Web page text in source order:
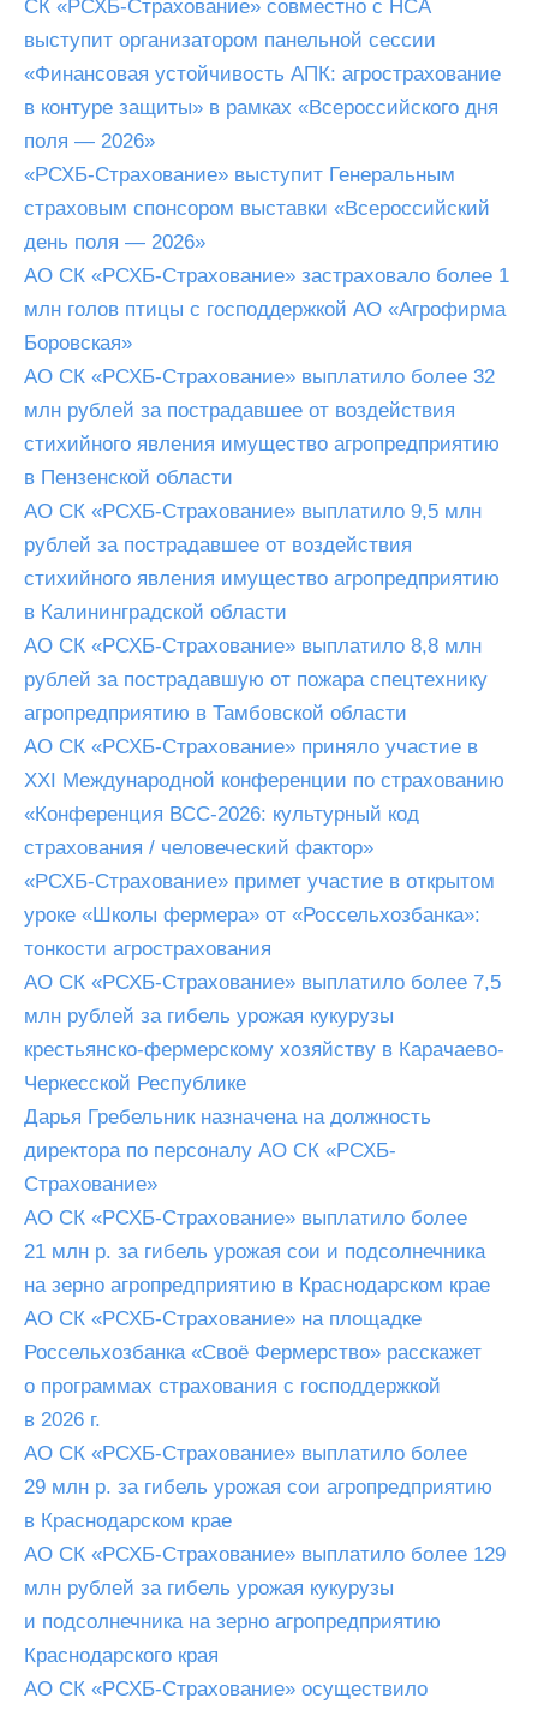
СК «РСХБ-Страхование» совместно с НСА
выступит организатором панельной сессии
«Финансовая устойчивость АПК: агрострахование
в контуре защиты» в рамках «Всероссийского дня
поля — 2026»
«РСХБ-Страхование» выступит Генеральным
страховым спонсором выставки «Всероссийский
день поля — 2026»
АО СК «РСХБ-Страхование» застраховало более 1
млн голов птицы с господдержкой АО «Агрофирма
Боровская»
АО СК «РСХБ-Страхование» выплатило более 32
млн рублей за пострадавшее от воздействия
стихийного явления имущество агропредприятию
в Пензенской области
АО СК «РСХБ-Страхование» выплатило 9,5 млн
рублей за пострадавшее от воздействия
стихийного явления имущество агропредприятию
в Калининградской области
АО СК «РСХБ-Страхование» выплатило 8,8 млн
рублей за пострадавшую от пожара спецтехнику
агропредприятию в Тамбовской области
АО СК «РСХБ-Страхование» приняло участие в
XXI Международной конференции по страхованию
«Конференция ВСС-2026: культурный код
страхования / человеческий фактор»
«РСХБ-Страхование» примет участие в открытом
уроке «Школы фермера» от «Россельхозбанка»:
тонкости агрострахования
АО СК «РСХБ-Страхование» выплатило более 7,5
млн рублей за гибель урожая кукурузы
крестьянско-фермерскому хозяйству в Карачаево-
Черкесской Республике
Дарья Гребельник назначена на должность
директора по персоналу АО СК «РСХБ-
Страхование»
АО СК «РСХБ-Страхование» выплатило более
21 млн р. за гибель урожая сои и подсолнечника
на зерно агропредприятию в Краснодарском крае
АО СК «РСХБ-Страхование» на площадке
Россельхозбанка «Своё Фермерство» расскажет
о программах страхования с господдержкой
в 2026 г.
АО СК «РСХБ-Страхование» выплатило более
29 млн р. за гибель урожая сои агропредприятию
в Краснодарском крае
АО СК «РСХБ-Страхование» выплатило более 129
млн рублей за гибель урожая кукурузы
и подсолнечника на зерно агропредприятию
Краснодарского края
АО СК «РСХБ-Страхование» осуществило